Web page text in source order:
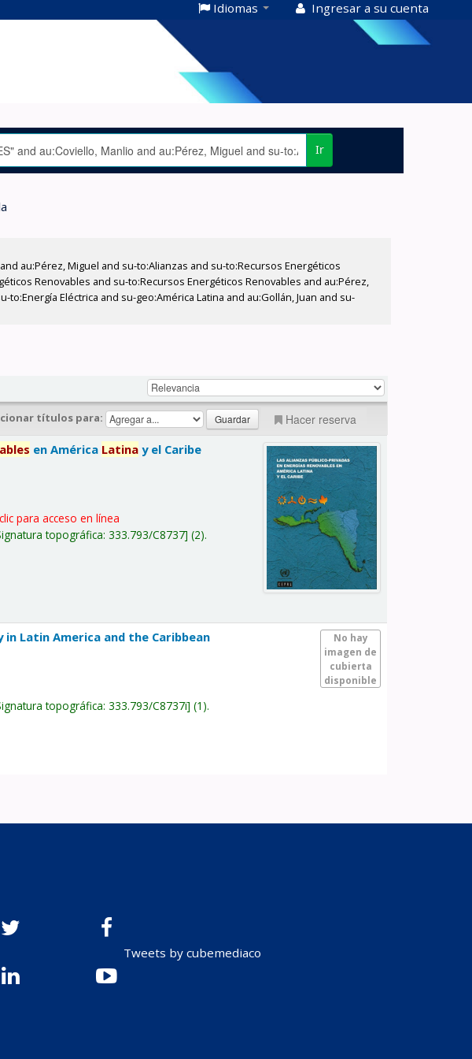
Idiomas Ingresar a su cuenta
Ir
and au:Pérez, Miguel and su-to:Alianzas and su-to:Recursos Energéticos
Renovables and su-to:Recursos Energéticos Renovables and au:Pérez,
Eléctrica and su-geo:América Latina and au:Gollán, Juan and su-
títulos para: Hacer reserva
en América Latina y el Caribe
para acceso en línea
topográfica:333.793/C8737 (2).
No hay
imagen de
cubierta
disponible
Latin America and the Caribbean
topográfica:333.793/C8737i (1).
Tweets by cubemediaco